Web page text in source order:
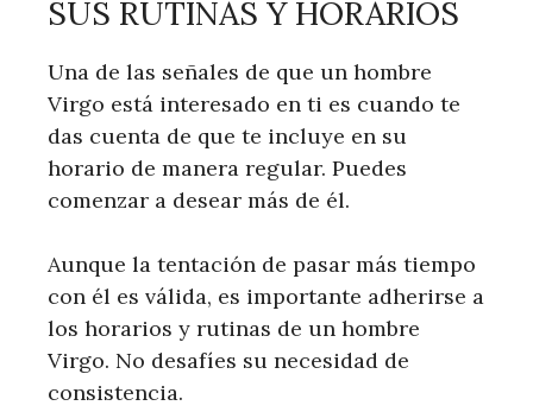
SUS RUTINAS Y HORARIOS
Una de las señales de que un hombre
Virgo está interesado en ti es cuando te
das cuenta de que te incluye en su
horario de manera regular. Puedes
comenzar a desear más de él.
Aunque la tentación de pasar más tiempo
con él es válida, es importante adherirse a
los horarios y rutinas de un hombre
Virgo. No desafíes su necesidad de
consistencia.